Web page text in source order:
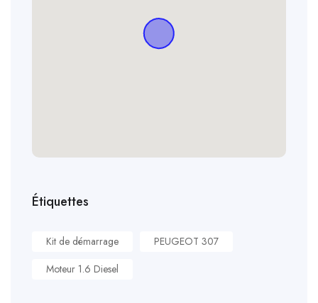
Étiquettes
Kit de démarrage
PEUGEOT 307
Moteur 1.6 Diesel